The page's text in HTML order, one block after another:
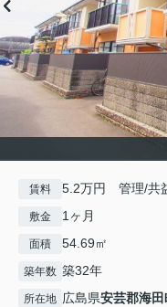
賃料 5.2万円 管理/共
敷金 1ヶ月
面積 54.69㎡
築年数 築32年
所在地 広島県安芸郡海田